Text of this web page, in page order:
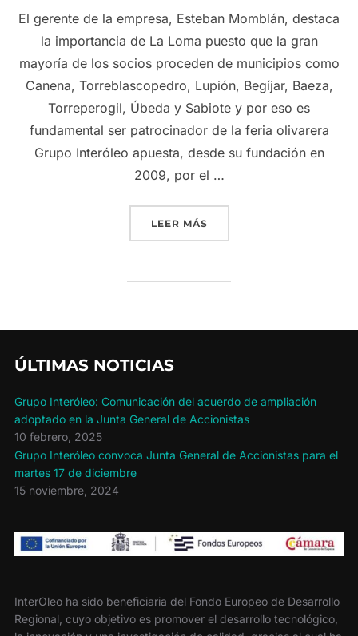
El gerente de la empresa, Esteban Momblán, destaca
la importancia de La Loma puesto que la gran
mayoría de los socios proceden de municipios como
Canena, Torreblascopedro, Lupión, Begíjar, Baeza,
Torreperogil, Úbeda y Sabiote y por eso es
fundamental ser patrocinador de la feria olivarera
Grupo Interóleo apuesta, desde su fundación en
2009, por el …
LEER MÁS«GRUPO INTERÓLEO
ÚLTIMAS NOTICIAS
Grupo Interóleo: Comunicación del acuerdo de ampliación
adoptado en la Junta General de Accionistas
10 febrero, 2025
Grupo Interóleo convoca Junta General de Accionistas para el
martes 17 de diciembre
15 noviembre, 2024
InterOleo ha sido beneficiaria del Fondo Europeo de Desarrollo
Regional, cuyo objetivo es promover el desarrollo tecnológico,